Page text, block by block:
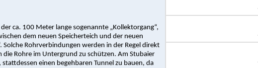
ca. 100 Meter lange sogenannte „Kollektorgang“,
dem neuen Speicherteich und der neuen
Solche Rohrverbindungen werden in der Regel direkt
Rohre im Untergrund zu schützen. Am Stubaier
einen begehbaren Tunnel zu bauen, da